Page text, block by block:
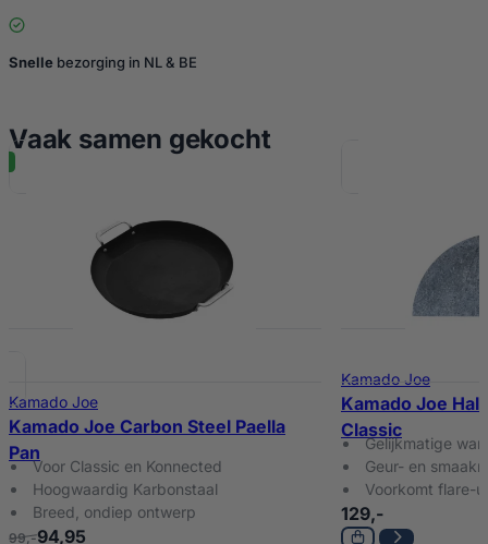
Snelle bezorging in NL & BE
Vaak samen gekocht
Kamado Joe
Kamado Joe Carbon Steel Paella
Pan
Voor Classic en Konnected
Hoogwaardig Karbonstaal
Breed, ondiep ontwerp
99,-94,95
Kamado Joe
Kamado Joe
Classic
Gelijkmatige
Geur- en
Voorkomt flare-
129,-